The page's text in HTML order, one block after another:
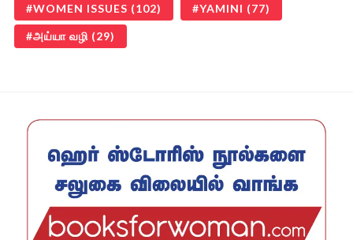
WOMEN ISSUES (102) YAMINI (77)
அய்யா வழி (29)